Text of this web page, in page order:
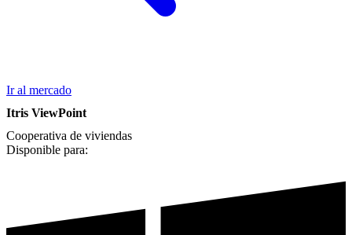
Ir al mercado
Itris ViewPoint
Cooperativa de viviendas
Disponible para: